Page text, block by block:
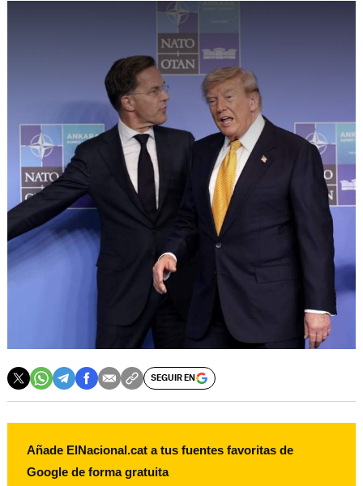
SEGUIR EN
Añade ElNacional.cat a tus fuentes favoritas de
Google de forma gratuita